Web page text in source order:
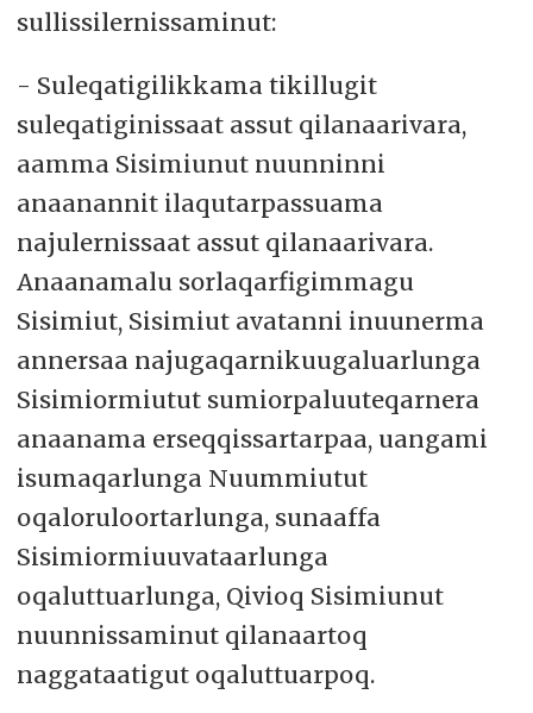
sullissilernissaminut:
- Suleqatigilikkama tikillugit
suleqatiginissaat assut qilanaarivara,
aamma Sisimiunut nuunninni
anaanannit ilaqutarpassuama
najulernissaat assut qilanaarivara.
Anaanamalu sorlaqarfigimmagu
Sisimiut, Sisimiut avatanni inuunerma
annersaa najugaqarnikuugaluarlunga
Sisimiormiutut sumiorpaluuteqarnera
anaanama erseqqissartarpaa, uangami
isumaqarlunga Nuummiutut
oqaloruloortarlunga, sunaaffa
Sisimiormiuuvataarlunga
oqaluttuarlunga, Qivioq Sisimiunut
nuunnissaminut qilanaartoq
naggataatigut oqaluttuarpoq.